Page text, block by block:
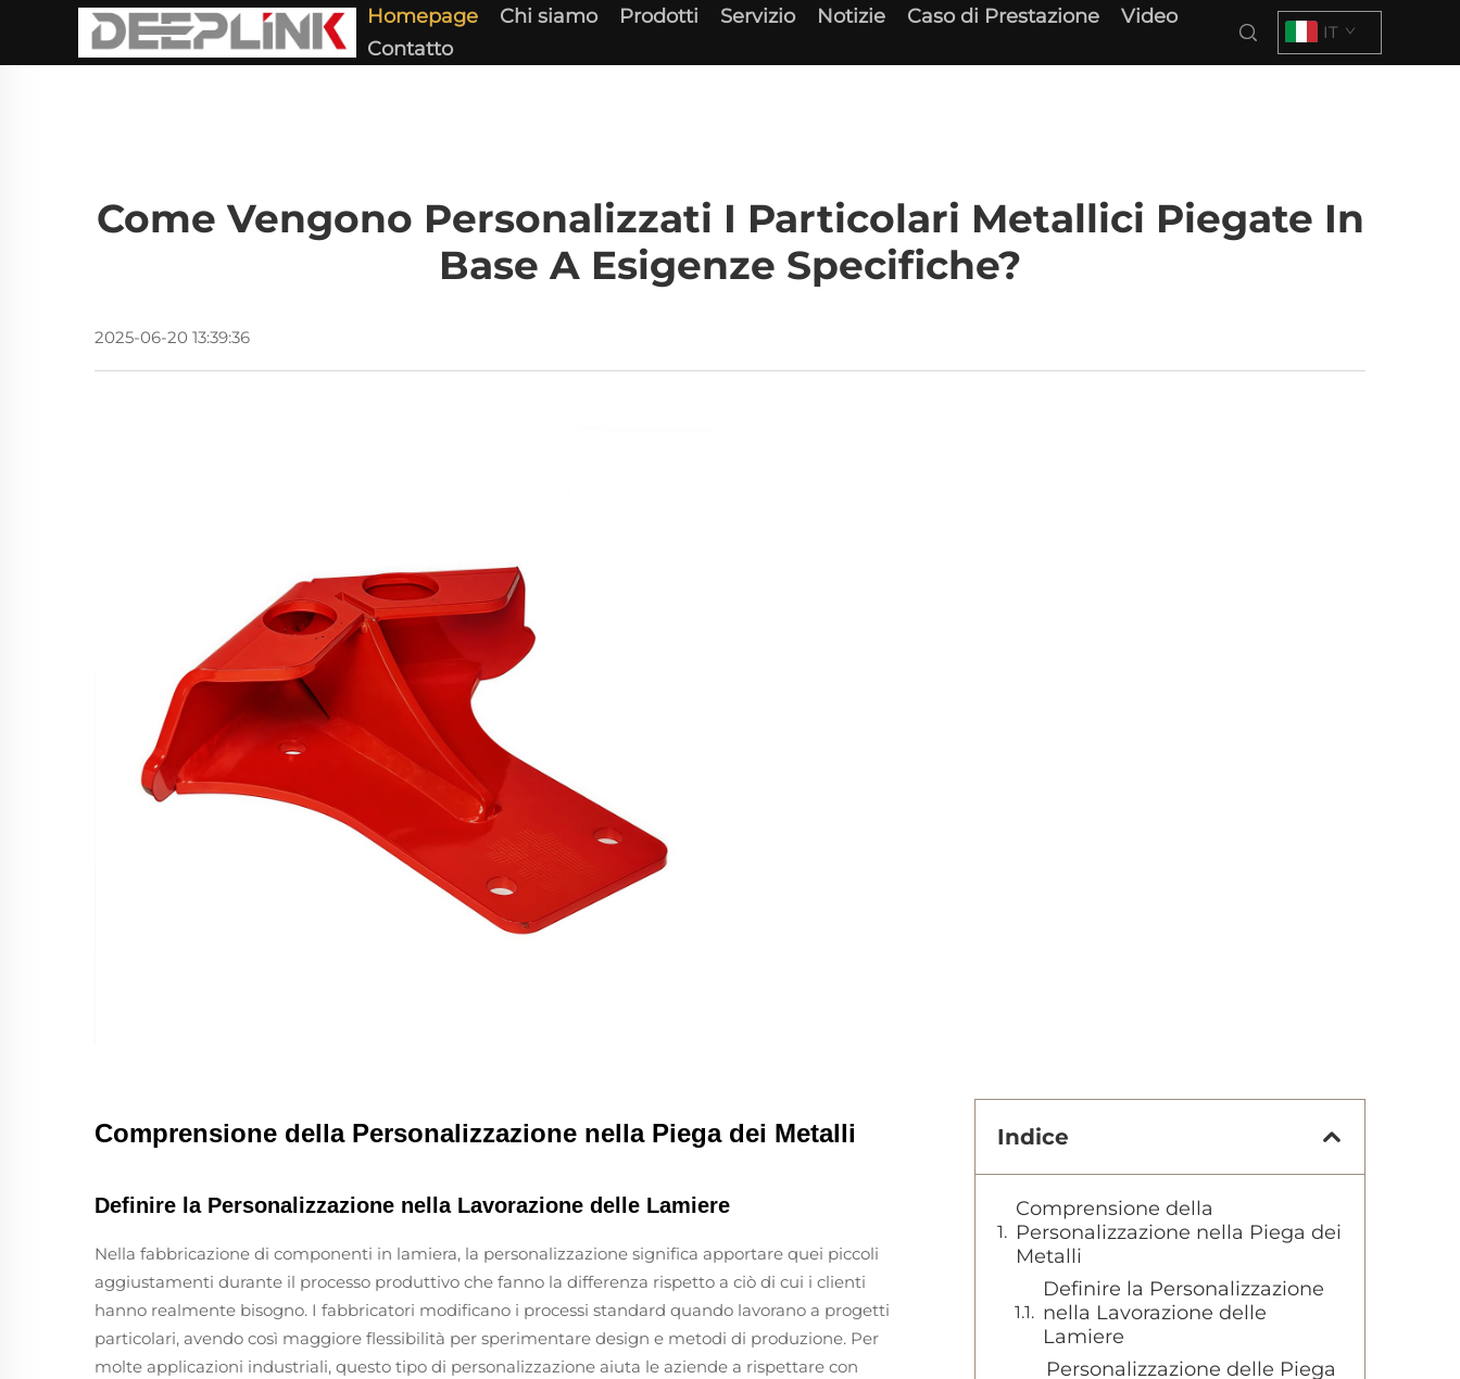
Homepage Chi siamo Prodotti Servizio Notizie Caso di Prestazione
Video
Contatto
IT
Come Vengono Personalizzati I Particolari Metallici Piegate In
Base A Esigenze Specifiche?
2025-06-20 13:39:36
Comprensione della Personalizzazione nella Piega dei Metalli
Definire la Personalizzazione nella Lavorazione delle Lamiere
Nella fabbricazione di componenti in lamiera, la personalizzazione significa apportare quei piccoli
aggiustamenti durante il processo produttivo che fanno la differenza rispetto a ciò di cui i clienti
hanno realmente bisogno. I fabbricatori modificano i processi standard quando lavorano a progetti
particolari, avendo così maggiore flessibilità per sperimentare design e metodi di produzione. Per
molte applicazioni industriali, questo tipo di personalizzazione aiuta le aziende a rispettare con
Indice
Comprensione della
Personalizzazione nella Piega dei
Metalli
Definire la Personalizzazione
nella Lavorazione delle
Lamiere
Personalizzazione delle Piega